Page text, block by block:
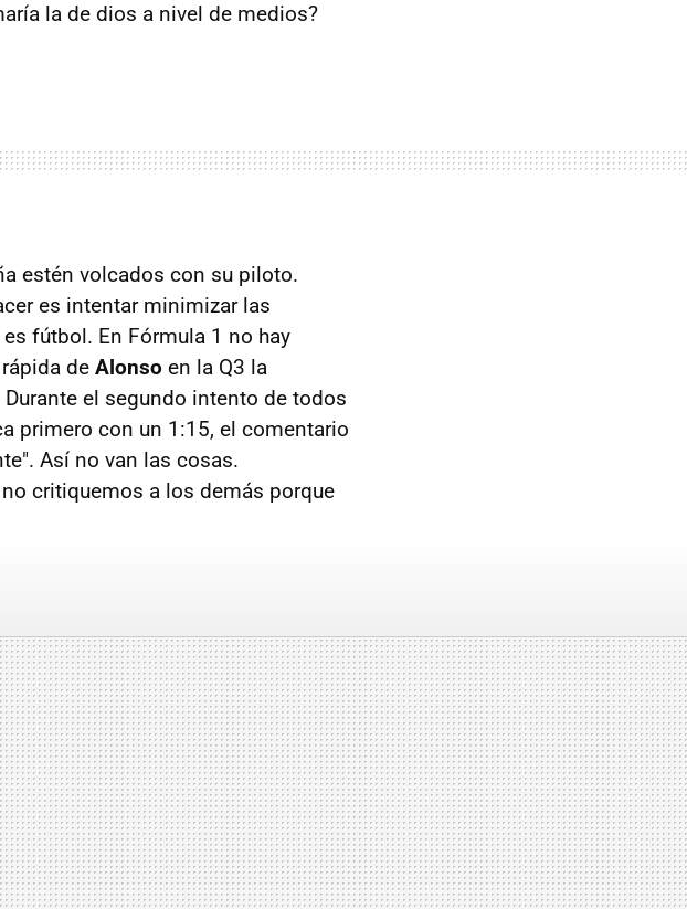
la de dios a nivel de medios?
estén volcados con su piloto.
es intentar minimizar las
fútbol. En Fórmula 1 no hay
de Alonso en la Q3 la
el segundo intento de todos
primero con un 1:15, el comentario
Así no van las cosas.
critiquemos a los demás porque